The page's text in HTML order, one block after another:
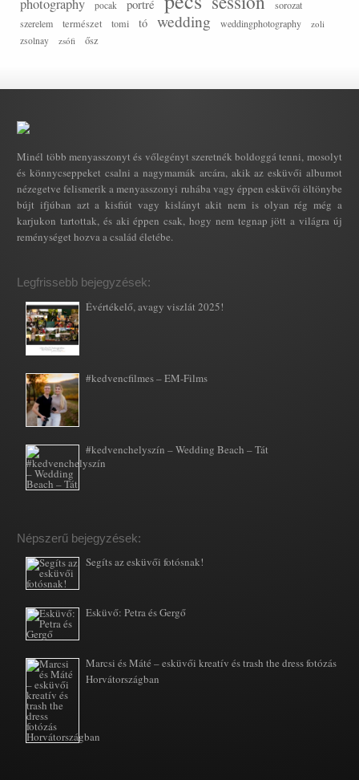
photography pocak portré
sorozat
szerelem
természet tomi tó wedding weddingphotography
zoli
zsolnay
zsófi ősz
Minél több menyasszonyt és vőlegényt szeretnék boldoggá tenni, mosolyt
és könnycseppeket csalni a nagymamák arcára, akik az esküvői albumot
nézegetve felismerik a menyasszonyi ruhába vagy éppen esküvői öltönybe
bújt ifjúban azt a kisfiút vagy kislányt akit nem is olyan rég még a
karjukon tartottak, és aki éppen csak, hogy nem tegnap jött a világra új
reménységet hozva a család életébe.
Legfrissebb bejegyzések:
Évértékelő, avagy viszlát 2025!
#kedvencfilmes – EM-Films
#kedvenchelyszín – Wedding Beach – Tát
Népszerű bejegyzések:
Segíts az esküvői fotósnak!
Esküvő: Petra és Gergő
Marcsi és Máté – esküvői kreatív és trash the dress fotózás
Horvátországban